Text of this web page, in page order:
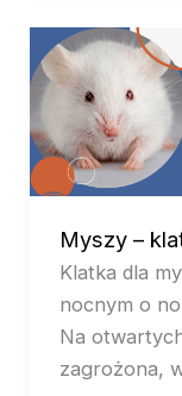
Myszy –
Klatka dla
nocnym o
Na
zagrożona,
Myszy
–
klatka
wybieg